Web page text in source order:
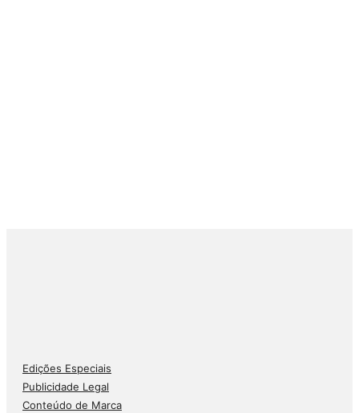
Edições Especiais
Publicidade Legal
Conteúdo de Marca